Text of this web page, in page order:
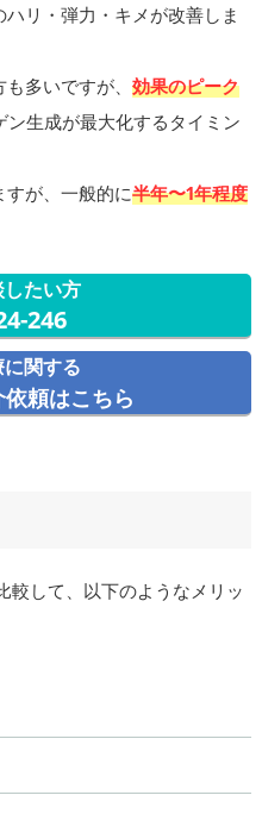
リ・弾力・キメが改善しま
多いですが、 効果のピーク
ン生成が最大化するタイミン
が、一般的に半年〜1年程度
たい方
246
関する
頼はこちら
較して、以下のようなメリッ